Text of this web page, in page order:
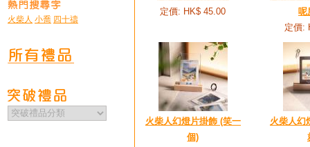
火柴人 小喬 四十禱
定價: HK$ 45.00
呢
定價:
火柴人幻燈片掛飾 (笑一
個)
火柴人幻